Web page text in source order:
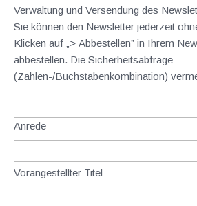
Verwaltung und Versendung des
Sie können den Newsletter jederzeit
Klicken auf „> Abbestellen” in Ihrem
abbestellen. Die Sicherheitsabfrage
(Zahlen-/Buchstabenkombination)
Anrede
Vorangestellter Titel